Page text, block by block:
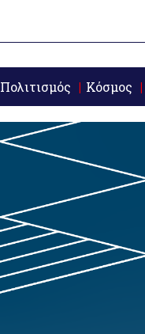
Πολιτισμός Κόσμος